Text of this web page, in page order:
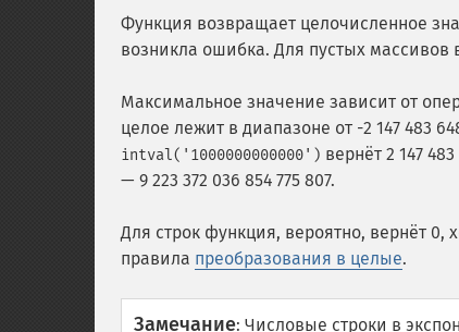
Функция возвращает целочисленное
возникла ошибка. Для пустых массивов
Максимальное значение зависит от
целое лежит в диапазоне от -2 147 483
intval('1000000000000') вернёт 2 147
— 9 223 372 036 854 775 807.
Для строк функция, вероятно, вернёт 0,
правила преобразования в целые.
Замечание: Числовые строки в